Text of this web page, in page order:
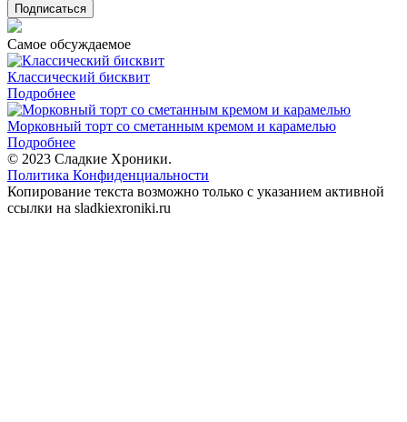
Подписаться
Самое обсуждаемое
Классический бисквит
Подробнее
Морковный торт со сметанным кремом и карамелью
Подробнее
© 2023 Сладкие Хроники.
Политика Конфиденциальности
Копирование текста возможно только с указанием активной
ссылки на sladkiexroniki.ru